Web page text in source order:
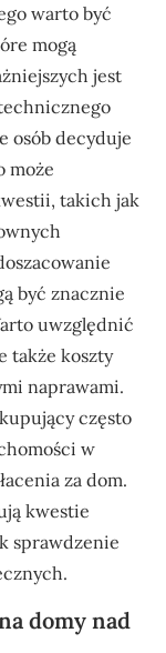
warto być
mogą
jest
osób decyduje
może
takich jak
być znacznie
uwzględnić
także koszty
naprawami.
często
w
za dom.
kwestie
sprawdzenie
domy nad